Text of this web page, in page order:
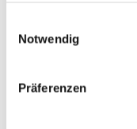
Notwendig
Präferenzen